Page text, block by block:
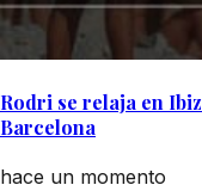
Rodri se relaja en
Barcelona
hace un momento